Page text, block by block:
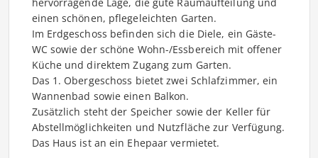
einen schönen, pflegeleichten Garten.
Im Erdgeschoss befinden sich die Diele, ein Gäste-
WC sowie der schöne Wohn-/Essbereich mit offener
Küche und direktem Zugang zum Garten.
Das 1. Obergeschoss bietet zwei Schlafzimmer, ein
Wannenbad sowie einen Balkon.
Zusätzlich steht der Speicher sowie der Keller für
Abstellmöglichkeiten und Nutzfläche zur Verfügung.
Das Haus ist an ein Ehepaar vermietet.